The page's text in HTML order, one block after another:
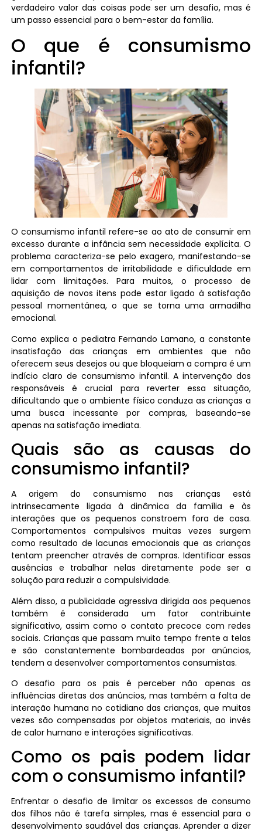
verdadeiro valor das coisas pode ser um desafio, mas é
um passo essencial para o bem-estar da família.
O que é consumismo
infantil?
O consumismo infantil refere-se ao ato de consumir em
excesso durante a infância sem necessidade explícita. O
problema caracteriza-se pelo exagero, manifestando-se
em comportamentos de irritabilidade e dificuldade em
lidar com limitações. Para muitos, o processo de
aquisição de novos itens pode estar ligado à satisfação
pessoal momentânea, o que se torna uma armadilha
emocional.
Como explica o pediatra Fernando Lamano, a constante
insatisfação das crianças em ambientes que não
oferecem seus desejos ou que bloqueiam a compra é um
indício claro de consumismo infantil. A intervenção dos
responsáveis é crucial para reverter essa situação,
dificultando que o ambiente físico conduza as crianças a
uma busca incessante por compras, baseando-se
apenas na satisfação imediata.
Quais são as causas do
consumismo infantil?
A origem do consumismo nas crianças está
intrinsecamente ligada à dinâmica da família e às
interações que os pequenos constroem fora de casa.
Comportamentos compulsivos muitas vezes surgem
como resultado de lacunas emocionais que as crianças
tentam preencher através de compras. Identificar essas
ausências e trabalhar nelas diretamente pode ser a
solução para reduzir a compulsividade.
Além disso, a publicidade agressiva dirigida aos pequenos
também é considerada um fator contribuinte
significativo, assim como o contato precoce com redes
sociais. Crianças que passam muito tempo frente a telas
e são constantemente bombardeadas por anúncios,
tendem a desenvolver comportamentos consumistas.
O desafio para os pais é perceber não apenas as
influências diretas dos anúncios, mas também a falta de
interação humana no cotidiano das crianças, que muitas
vezes são compensadas por objetos materiais, ao invés
de calor humano e interações significativas.
Como os pais podem lidar
com o consumismo infantil?
Enfrentar o desafio de limitar os excessos de consumo
dos filhos não é tarefa simples, mas é essencial para o
desenvolvimento saudável das crianças. Aprender a dizer